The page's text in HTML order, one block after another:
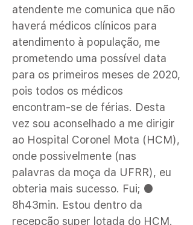
atendente me comunica que não
haverá médicos clínicos para
atendimento à população, me
prometendo uma possível data
para os primeiros meses de 2020,
pois todos os médicos
encontram-se de férias. Desta
vez sou aconselhado a me dirigir
ao Hospital Coronel Mota (HCM),
onde possivelmente (nas
palavras da moça da UFRR), eu
obteria mais sucesso. Fui; ●
8h43min. Estou dentro da
recepção super lotada do HCM.